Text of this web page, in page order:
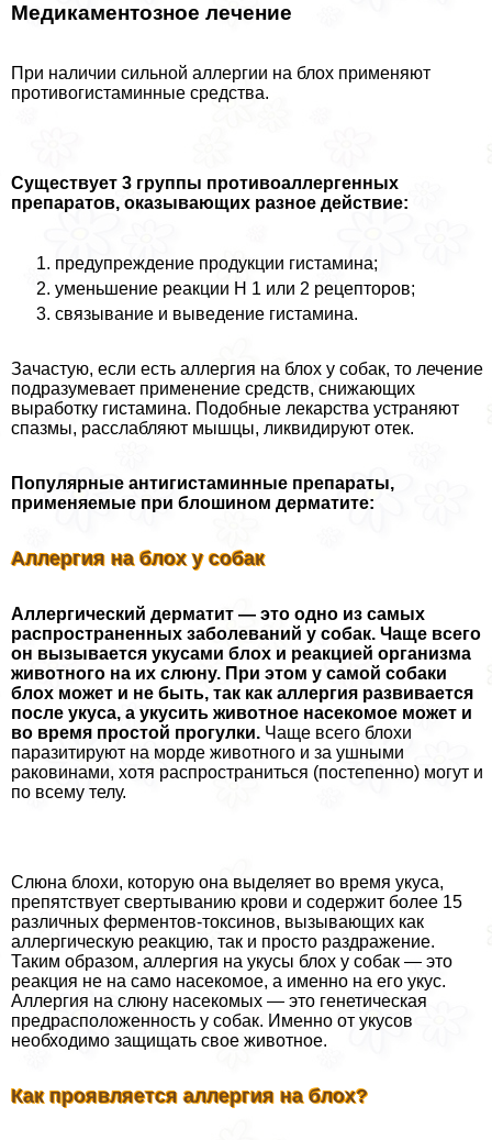
Медикаментозное лечение
При наличии сильной аллергии на блох применяют
противогистаминные средства.
Существует 3 группы противоаллергенных
препаратов, оказывающих разное действие:
предупреждение продукции гистамина;
уменьшение реакции Н 1 или 2 рецепторов;
связывание и выведение гистамина.
Зачастую, если есть аллергия на блох у собак, то лечение
подразумевает применение средств, снижающих
выработку гистамина. Подобные лекарства устраняют
спазмы, расслабляют мышцы, ликвидируют отек.
Популярные антигистаминные препараты,
применяемые при блошином дерматите:
Аллергия на блох у собак
Аллергический дерматит — это одно из самых
распространенных заболеваний у собак. Чаще всего
он вызывается укусами блох и реакцией организма
животного на их слюну. При этом у самой собаки
блох может и не быть, так как аллергия развивается
после укуса, а укусить животное насекомое может и
во время простой прогулки. Чаще всего блохи
паразитируют на морде животного и за ушными
paковинами, хотя распространиться (постепенно) могут и
по всему телу.
Слюна блохи, которую она выделяет во время укуса,
препятствует свертыванию крови и содержит более 15
различных ферментов-токсинов, вызывающих как
аллергическую реакцию, так и просто раздражение.
Таким образом, аллергия на укусы блох у собак — это
реакция не на само насекомое, а именно на его укус.
Аллергия на слюну насекомых — это генетическая
предрасположенность у собак. Именно от укусов
необходимо защищать свое животное.
Как проявляется аллергия на блох?